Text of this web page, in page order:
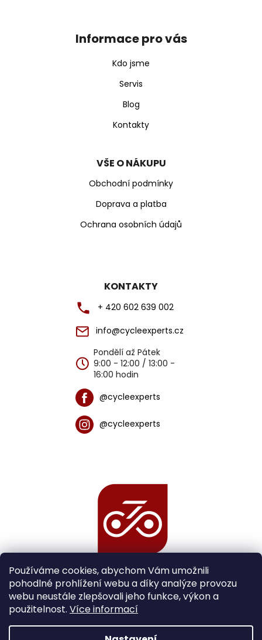
Používáme cookies, abychom Vám umožnili
pohodlné prohlížení webu a díky analýze provozu
webu neustále zlepšovali jeho funkce, výkon a
použitelnost. Více informací
Informace pro vás
Kdo jsme
Servis
Blog
Kontakty
VŠE O NÁKUPU
Obchodní podmínky
Doprava a platba
Ochrana osobních údajů
KONTAKTY
+ 420 602 639 002
info@cycleexperts.cz
Pondělí až Pátek
9:00 - 12:00 / 13:00 -
16:00 hodin
@cycleexperts
@cycleexperts